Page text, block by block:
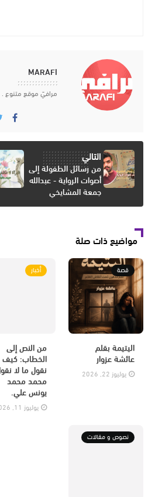
MARAFI
مرافيَ موقع متنوع .
التالي
من رسائل الطفولة إلى
أصوات الرواية - عبدالله
جمعة المشايخي
مواضيع ذات صلة
قصة
اليتيمة بقلم
عائشة عزوار
يوليوز 22, 2026
أخبار
من النص إلى
الخطاب: كيف
نقول ما لا
محمد محمد
يونس علي.
يوليوز 11, 2026
نصوص و مقالات